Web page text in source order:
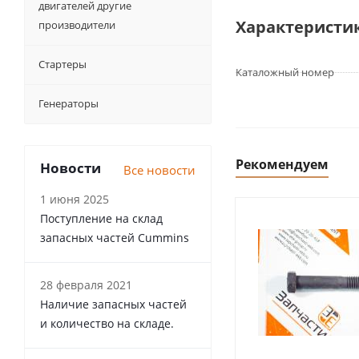
Каталожный номер
Рекомендуем
двигателей другие
производители
Стартеры
Генераторы
Новости Все новости
1 июня 2025
Поступление на склад
запасных частей Cummins
28 февраля 2021
Наличие запасных частей
и количество на складе.